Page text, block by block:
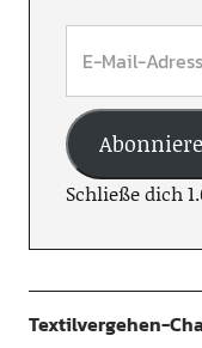
Schließe dich
Textilvergehen-